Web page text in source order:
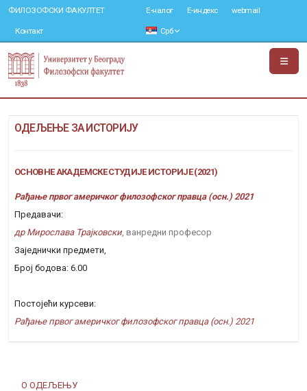
ФИЛОЗОФСКИ ФАКУЛТЕТ
Контакт
Е-налог Е-индекс webmail
Срб
О ОДЕЉЕЊУ
ОДЕЉЕЊЕ ЗА ИСТОРИЈУ
ОСНОВНЕ АКАДЕМСКЕ СТУДИЈЕ ИСТОРИЈЕ (2021)
Рађање првог америчког филозофског правца (осн.) 2021
Предавачи:
др Мирослава Трајковски, ванредни професор
Заједнички предмети,
Број бодова: 6.00
Постојећи курсеви:
Рађање првог америчког филозофског правца (осн.) 2021